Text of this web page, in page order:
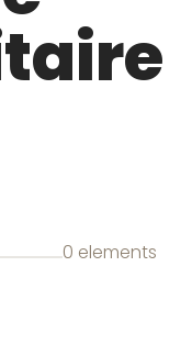
0 elements